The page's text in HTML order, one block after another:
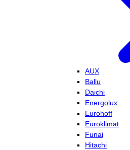
AUX
Ballu
Daichi
Energolux
Eurohoff
Euroklimat
Funai
Hitachi